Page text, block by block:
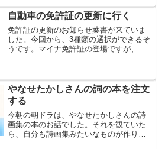
振らないからだろう！」違います。若い
人とは違うのです。追っか...
自動車の免許証の更新に行く
免許証の更新のお知らせ葉書が来ていま
した。今回から、3種類の選択ができるそ
うです。マイナ免許証の登場ですが、い
バーカード１枚で一本化...
やなせたかしさんの詞の本を注文
する
今朝の朝ドラは、やなせたかしさんの詩
画集の本のお話でした。それを観ていた
ら、自分も詩画集みたいなものが作りた